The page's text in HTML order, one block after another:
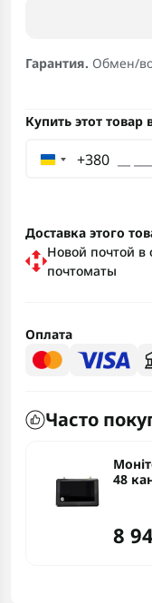
Гарантия. Обмен/
Купить этот товар
+380
Доставка этого
Новой почтой в
почтоматы
Оплата
Часто
48
8